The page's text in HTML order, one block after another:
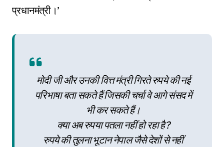
प्रधानमंत्री।’
मोदी जी और उनकी वित्त मंत्री गिरते रुपये की नई
परिभाषा बता सकते हैं जिसकी चर्चा वे आगे संसद में
भी कर सकते हैं।
क्या अब रुपया पतला नहीं हो रहा है?
रुपये की तुलना भूटान नेपाल जैसे देशों से नहीं